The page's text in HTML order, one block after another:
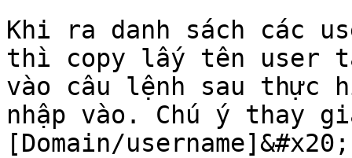
Khi ra danh sách các
thì copy lấy tên user
vào câu lệnh sau thực
nhập vào. Chú ý thay
[Domain/username]&#x20;